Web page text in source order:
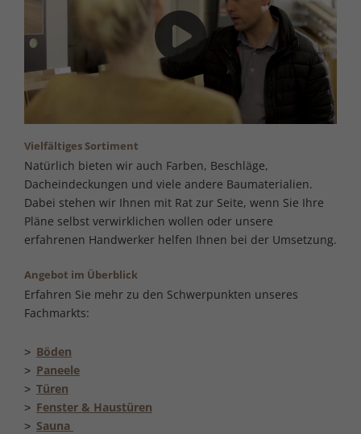
Vielfältiges Sortiment
Natürlich bieten wir auch Farben, Beschläge,
Dacheindeckungen und viele andere Baumaterialien.
Dabei stehen wir Ihnen mit Rat zur Seite, wenn Sie Ihre
Pläne selbst verwirklichen wollen oder unsere
erfahrenen Handwerker helfen Ihnen bei der Umsetzung.
Angebot im Überblick
Erfahren Sie mehr zu den Schwerpunkten unseres
Fachmarkts:
Böden
Paneele
Türen
Fenster & Haustüren
Sauna